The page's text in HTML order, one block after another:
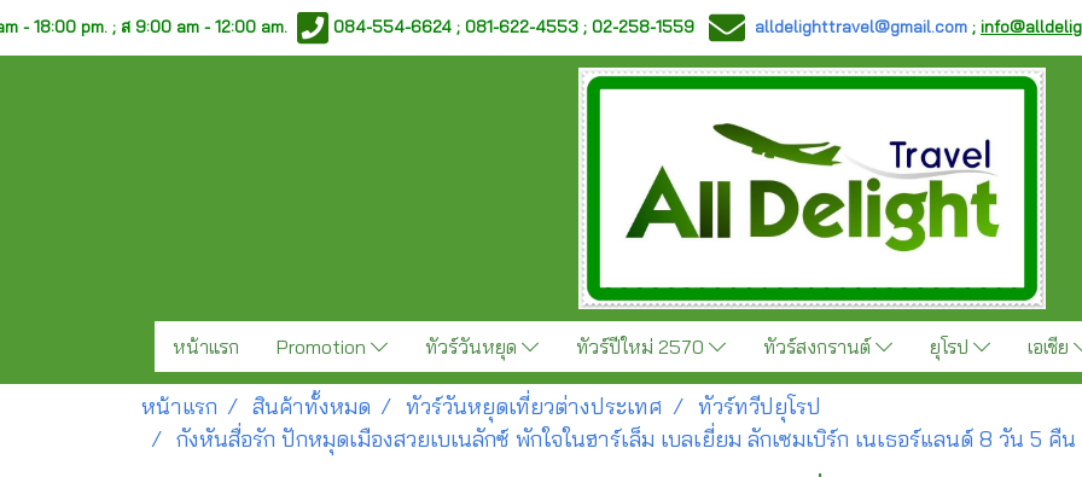
- 18:00 pm. ;ส 9:00 am - 12:00 am. 084-554-6624 ; 081-622-4553 ; 02-258-1559 alldelighttravel@gmail.com ;
หน้าแรก Promotion ทัวร์วันหยุด ทัวร์ปีใหม่ 2570 ทัวร์สงกรานต์ ยุโรป เอเชีย
หน้าแรก สินค้าทั้งหมด ทัวร์วันหยุดเที่ยวต่างประเทศ
ทัวร์ทวีปยุโรป
กังหันสื่อรัก ปักหมุดเมืองสวยเบเนลักซ์ พักใจในฮาร์เล็ม เบลเยี่ยม ลักเซมเบิร์ก เนเธอร์แลนด์ 8 วัน 5 คืน